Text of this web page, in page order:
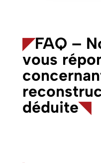
◤FAQ –
vous
déduite◥